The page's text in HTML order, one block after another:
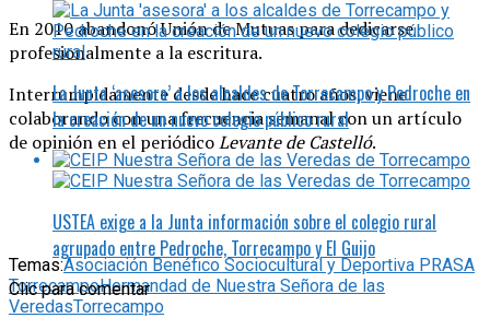
En 2010 abandonó Unión de Mutuas para dedicarse
profesionalmente a la escritura.
Interrumpidamente desde hace cuatro años, viene
colaborando con una frecuencia semanal con un artículo
de opinión en el periódicoLevante de Castelló.
Temas:Asociación Benéfico Sociocultural y Deportiva PRASA
TorrecampoHermandad de Nuestra Señora de las
VeredasTorrecampo
La Junta ‘asesora’ a los alcaldes de Torrecampo y Pedroche en
la creación de un nuevo colegio público rural
USTEA exige a la Junta información sobre el colegio rural
agrupado entre Pedroche, Torrecampo y El Guijo
Clic para comentar